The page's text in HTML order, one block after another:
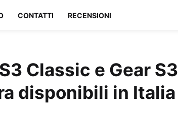
CONTATTI RECENSIONI
Classic e Gear S3
disponibili in Italia